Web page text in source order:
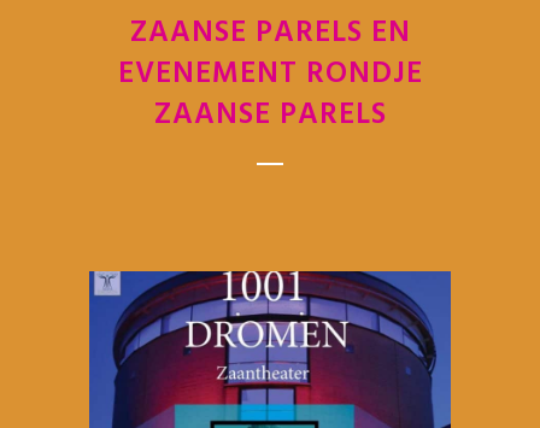
ZAANSE PARELS EN
EVENEMENT RONDJE
ZAANSE PARELS